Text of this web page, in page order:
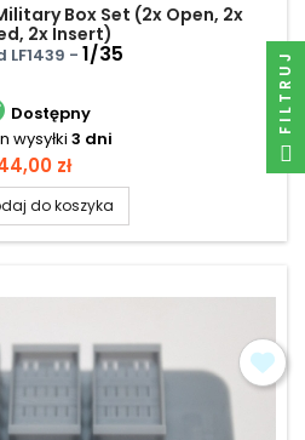
Box Set (2x Open, 2x
2x Insert)
LF1439 - 1/35
Dostępny
wysyłki 3 dni
zł
do koszyka
FILTRUJ